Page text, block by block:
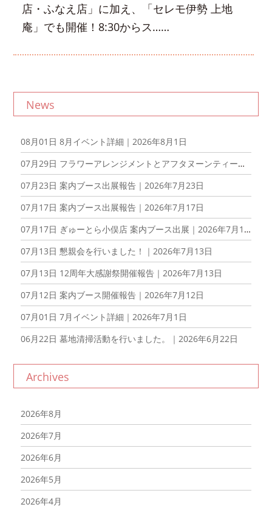
店・ふなえ店」に加え、「セレモ伊勢 上地
庵」でも開催！8:30からス……
News
08月01日 8月イベント詳細｜2026年8月1日
07月29日 フラワーアレンジメントとアフタヌーンティーを楽しむ会を開催しました！｜2026年7月29日
07月23日 案内ブース出展報告｜2026年7月23日
07月17日 案内ブース出展報告｜2026年7月17日
07月17日 ぎゅーとら小俣店 案内ブース出展｜2026年7月17日
07月13日 懇親会を行いました！｜2026年7月13日
07月13日 12周年大感謝祭開催報告｜2026年7月13日
07月12日 案内ブース開催報告｜2026年7月12日
07月01日 7月イベント詳細｜2026年7月1日
06月22日 墓地清掃活動を行いました。｜2026年6月22日
Archives
2026年8月
2026年7月
2026年6月
2026年5月
2026年4月